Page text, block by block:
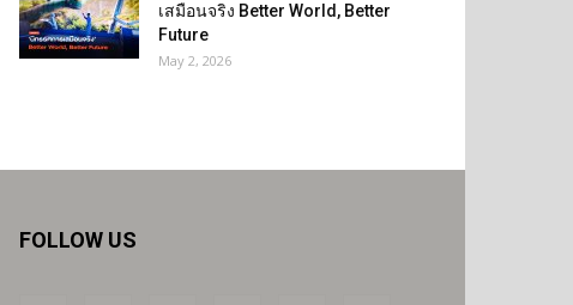
เสมือนจริง Better World, Better
Future
May 2, 2026
FOLLOW US